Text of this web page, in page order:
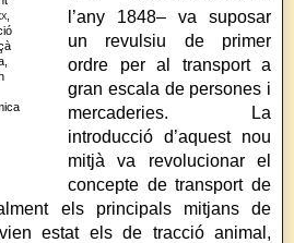
l’any 1848– va suposar
un revulsiu de primer
ordre per al transport a
gran escala de persones i
mercaderies. La
introducció d’aquest nou
mitjà va revolucionar el
concepte de transport de
els principals mitjans de
estat els de tracció animal,